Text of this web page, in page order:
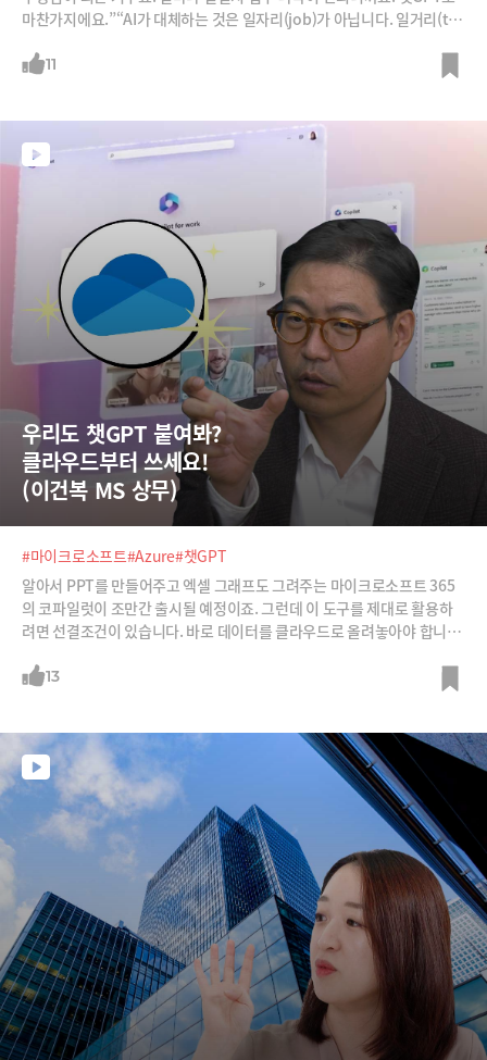
마찬가지에요.”“AI가 대체하는 것은 일자리(job)가 아닙니다. 일거리(tas
혁명 이후 일자리가 줄어든 적은 역사상 없다.”국내 최고의 IT트렌드 전문
11
우리도 챗GPT 붙여봐?
클라우드부터 쓰세요!
(이건복 MS 상무)
#마이크로소프트#Azure#챗GPT
알아서 PPT를 만들어주고 엑셀 그래프도 그려주는 마이크로소프트 365
의 코파일럿이 조만간 출시될 예정이죠. 그런데 이 도구를 제대로 활용하
려면 선결조건이 있습니다. 바로 데이터를 클라우드로 올려놓아야 합니다.
래서 기업들이 생성AI를 업무와 비즈니스에 활용하기 위한 첫 스텝은 클라
T 부사장, 배순민 KT AI2XL 연구소장, 구태언 법무법인 린 변호사, 오순영
KB금융 AI센터장, 황재선 SK디스커버리‧SK바이오사이언스 부사장, 남
세동 보이저엑스 대표, 박성현 리벨리온 대표, 박종선 인포보스 공동대표,
이세영 뤼튼 대표, 김종윤 스캐터랩 대표(이루다 개발사), 이건복 마이크로
소프트코리아 상무, 뇌과학자 장동선, 장민 뉴럴웍스랩 대표
13